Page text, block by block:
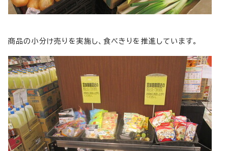
商品の小分け売りを実施し、食べきりを推進しています。